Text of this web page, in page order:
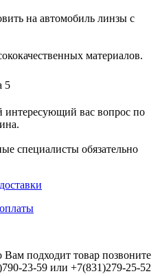
на автомобиль линзы с
материалов.
5
интересующий вас вопрос по
специалисты обязательно
подходит товар позвоните
23-59 или +7(831)279-25-52